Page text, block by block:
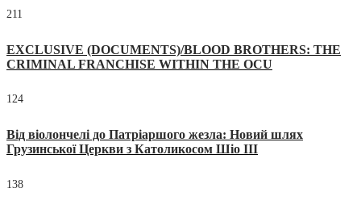
211
EXCLUSIVE (DOCUMENTS)/BLOOD BROTHERS: THE
CRIMINAL FRANCHISE WITHIN THE OCU
124
Від віолончелі до Патріаршого жезла: Новий шлях
Грузинської Церкви з Католикосом Шіо III
138